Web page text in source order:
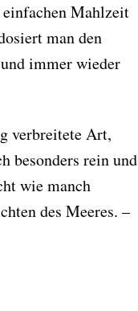
Mahlzeit
man den
immer wieder
verbreitete Art,
besonders rein und
wie manch
des Meeres. –